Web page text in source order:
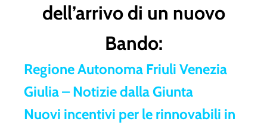
dell’arrivo di un nuovo
Bando:
Regione Autonoma Friuli Venezia
Giulia – Notizie dalla Giunta
Nuovi incentivi per le rinnovabili in